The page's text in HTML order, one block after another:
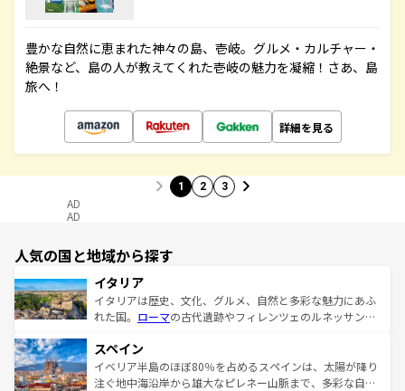
豊かな自然に恵まれた神々の島、壱岐。グルメ・カルチャー・
絶景など、島の人が教えてくれた壱岐の魅力を凝縮！さあ、島
旅へ！
詳細を見る
1 2 3
AD
AD
人気の国と地域から探す
イタリア
イタリアは歴史、文化、グルメ、自然と多彩な魅力にあふ
れた国。 ローマの古代遺跡やフィレンツェのルネッサンス
ろん、トスカーナの美しい田園風景やアマルフィ海岸の絶
景など、自然景観も見逃せない。観光の合間には、本場の
ピザやパスタなど、絶品のイタリア料理を堪能することも
スペイン
イベリア半島のほぼ80％を占めるスペインは、太陽が降り
注ぐ地中海沿岸から雄大なピレネー山脈まで、多彩な自然